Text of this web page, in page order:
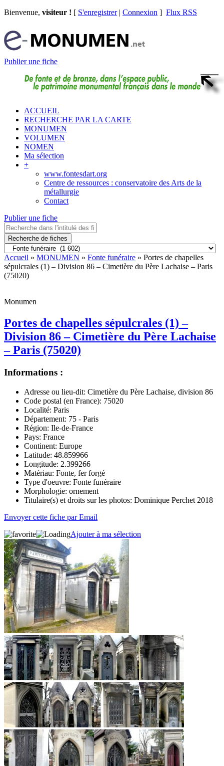
Bienvenue, visiteur ! [ S'enregistrer| Connexion ] Flux RSS
Publier une fiche
ACCUEIL
RECHERCHE PAR LA CARTE
MONUMEN
VOLUMEN
NOMEN
Ma sélection
+
www.fontesdart.org
Centre de ressources : conservatoire des Arts de la
métallurgie
Contact
Publier une fiche
Recherche de fiches
Accueil » MONUMEN » Fonte funéraire » Portes de chapelles
sépulcrales (1) – Division 86 – Cimetière du Père Lachaise – Paris
(75020)
Monumen
Portes de chapelles sépulcrales (1) –
Division 86 – Cimetière du Père Lachaise
– Paris (75020)
Informations :
Adresse ou lieu-dit: Cimetière du Père Lachaise, division 86
Code postal (en France): 75020
Localité: Paris
Département: 75 - Paris
Région: Ile-de-France
Pays: France
Continent: Europe
Latitude: 48.859966
Longitude: 2.399266
Matériau: Fonte, fer forgé
Type d'oeuvre: Fonte funéraire
Morphologie: ornement
Titulaire(s) et droits sur les photos: Dominique Perchet 2018
Envoyer cette fiche par Email
Ajouter à ma sélection